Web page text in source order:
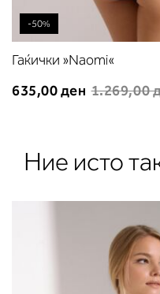
-50%
Гаќички »Naomi«
635,00 ден 1.269,00
Ние исто